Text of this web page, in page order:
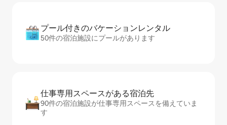
プール付きのバ⁠ケ⁠ー⁠シ⁠ョ⁠ンレ⁠ン⁠タ⁠ル
50件の宿泊施設にプールがあります
仕事専用ス⁠ペ⁠ー⁠スがあ⁠る宿⁠泊⁠先
90件の宿泊施設が仕事専用スペースを備えていま
す